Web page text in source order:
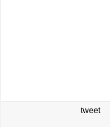
tweet